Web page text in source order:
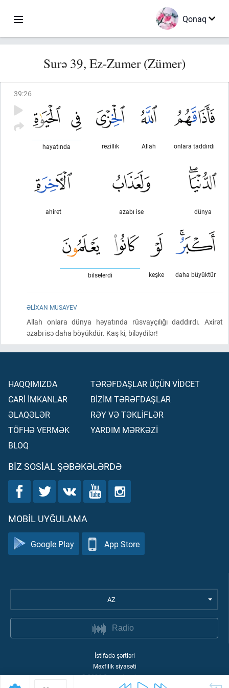
Qonaq
Surə 39, Ez-Zumer (Zümer)
39:26
onlara taddırdı
Allah
rezillik
hayatında
dünya
azabı ise
ahiret
daha büyüktür
keşke
bilselerdi
ƏLIXAN MUSAYEV
Allah onlara dünya həyatında rüsvayçılığı daddırdı. Axirət
əzabı isə daha böyükdür. Kaş ki, biləydilər!
HAQQIMIZDA
CARİ İMKANLAR
ƏLAQƏLƏR
TÖFHƏ VERMƏK
BLOQ
TƏRƏFDAŞLAR ÜÇÜN VİDCET
BİZİM TƏRƏFDAŞLAR
RƏY VƏ TƏKLİFLƏR
YARDIM MƏRKƏZİ
BIZ SOSIAL ŞƏBƏKƏLƏRDƏ
MOBIL UYĞULAMA
Google Play App Store
AZ
Radio
İstifadə şərtləri
Məxfilik siyasəti
©2026Quran Academy